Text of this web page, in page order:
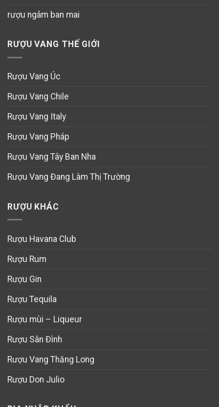
rượu ngâm ban mai
RƯỢU VANG THẾ GIỚI
Rượu Vang Úc
Rượu Vang Chile
Rượu Vang Italy
Rượu Vang Pháp
Rượu Vang Tây Ban Nha
Rượu Vang Đang Làm Thị Trường
RƯỢU KHÁC
Rượu Havana Club
Rượu Rum
Rượu Gin
Rượu Tequila
Rượu mùi – Liqueur
Rượu Sân Đình
Rượu Vang Thăng Long
Rượu Don Julio